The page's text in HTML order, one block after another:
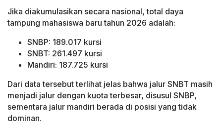
Jika diakumulasikan secara nasional, total daya
tampung mahasiswa baru tahun 2026 adalah:
SNBP: 189.017 kursi
SNBT: 261.497 kursi
Mandiri: 187.725 kursi
Dari data tersebut terlihat jelas bahwa jalur SNBT masih
menjadi jalur dengan kuota terbesar, disusul SNBP,
sementara jalur mandiri berada di posisi yang tidak
dominan.